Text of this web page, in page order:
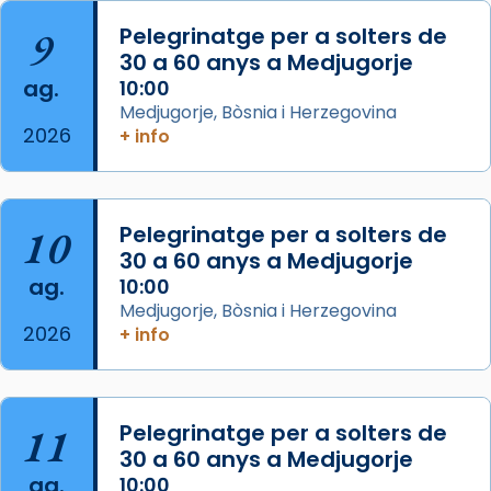
missa d’acció de gràcies en agraïment al
comitè organitzador de la visita apostòlica
del Sant Pare Lleó XIV a Barcelona, i als
col·laboradors, a la Catedral de Barcelona.
Mons. David Abadías.
📸 Dr. G. Simón
Photo
2 weeks ago
Memòria de les santes Juliana i
9
ag.
2026
Pelegrinatge per a solters de
30 a 60 anys a Medjugorje
10:00
Medjugorje, Bòsnia i Herzegovina
+ info
10
ag.
2026
Pelegrinatge per a solters de
30 a 60 anys a Medjugorje
10:00
Medjugorje, Bòsnia i Herzegovina
+ info
11
Pelegrinatge per a solters de
30 a 60 anys a Medjugorje
10:00